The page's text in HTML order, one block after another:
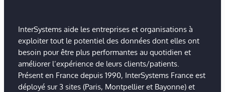
InterSystems aide les entreprises et organisations à
exploiter tout le potentiel des données dont elles ont
besoin pour être plus performantes au quotidien et
améliorer l’expérience de leurs clients/patients.
Présent en France depuis 1990, InterSystems France est
déployé sur 3 sites (Paris, Montpellier et Bayonne) et